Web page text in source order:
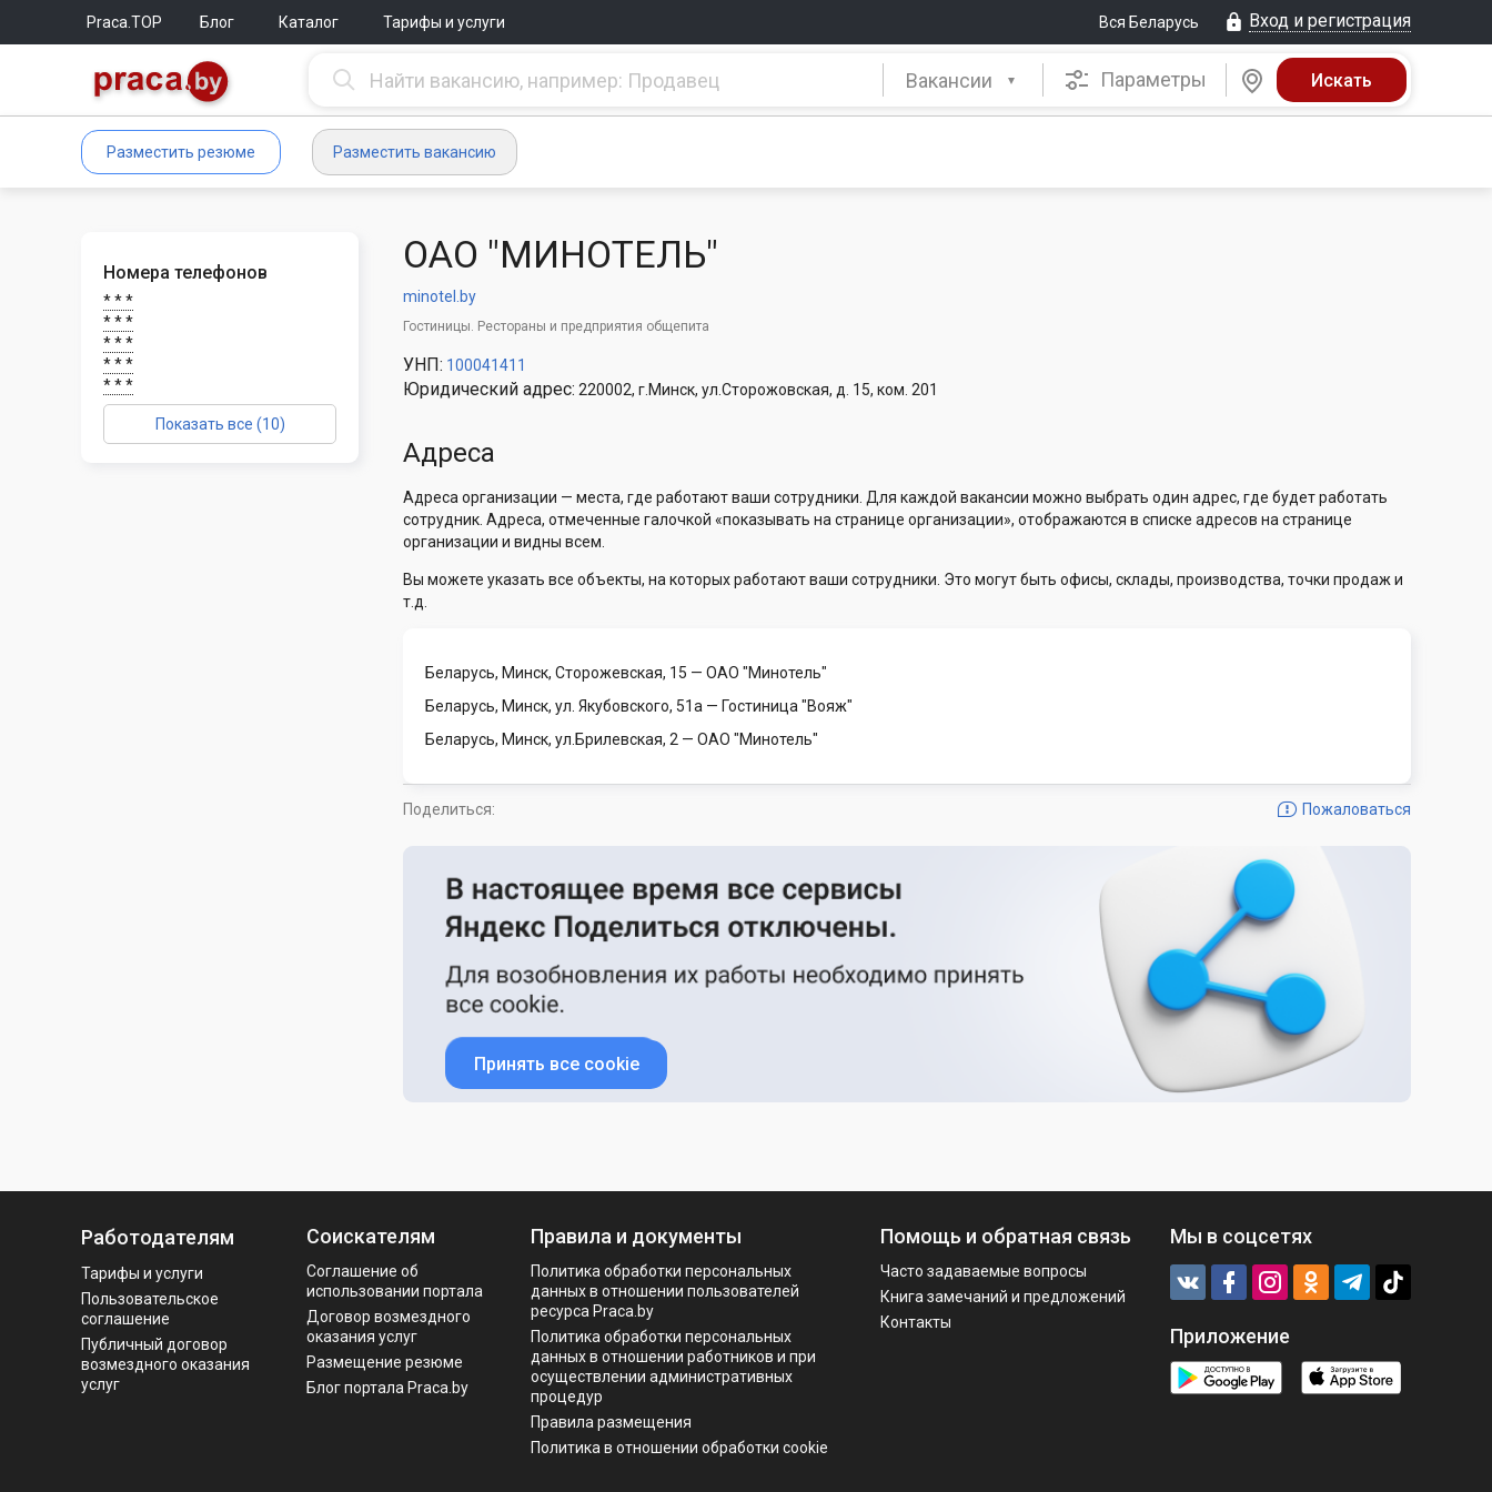
Praca.TOP Блог Каталог Тарифы и услуги Вся Беларусь Вход и регистрация
Вакансии Параметры
Разместить резюме Разместить вакансию
Номера телефонов
* * *
* * *
* * *
* * *
* * *
Показать все (10)
ОАО "МИНОТЕЛЬ"
minotel.by
Гостиницы. Рестораны и предприятия общепита
УНП: 100041411
Юридический адрес: 220002, г.Минск, ул.Сторожовская, д. 15, ком. 201
Адреса
Адреса организации — места, где работают ваши сотрудники. Для каждой вакансии можно выбрать один адрес, где будет работать
сотрудник. Адреса, отмеченные галочкой «показывать на странице организации», отображаются в списке адресов на странице
организации и видны всем.
Вы можете указать все объекты, на которых работают ваши сотрудники. Это могут быть офисы, склады, производства, точки продаж и
т.д.
Беларусь, Минск, Сторожевская, 15 — ОАО "Минотель"
Беларусь, Минск, ул. Якубовского, 51а — Гостиница "Вояж"
Беларусь, Минск, ул.Брилевская, 2 — ОАО "Минотель"
Пожаловаться
Поделиться:
Принять все cookie
Работодателям
Тарифы и услуги
Пользовательское
соглашение
Публичный договор
возмездного оказания
услуг
Соискателям
Соглашение об
использовании портала
Договор возмездного
оказания услуг
Размещение резюме
Блог портала Praca.by
Правила и документы
Политика обработки персональных
данных в отношении пользователей
ресурса Praca.by
Политикa обработки персональных
данных в отношении работников и при
осуществлении административных
процедур
Правила размещения
Политика в отношении обработки cookie
Помощь и обратная связь
Часто задаваемые вопросы
Книга замечаний и предложений
Контакты
Мы в соцсетях
Приложение